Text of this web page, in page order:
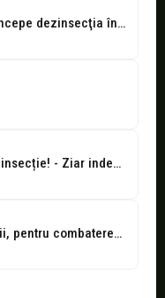
Atenţie, gălăţeni! Primăria începe dezinsecţia în tot oraşul. Recomandări importante pentru apicultori
De mâine, altă etapă de dezinsecție! - Ziar independent din Galați
Dezinsecție la sol, pe timpul nopții, pentru combaterea căpușelor și altor insecte...